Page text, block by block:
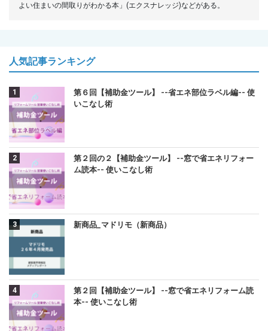
よい住まいの間取りがわかる本」(エクスナレッジ)などがある。
人気記事ランキング
第６回【補助金ツール】 --省エネ部位ラベル編-- 使
いこなし術
第２回の２【補助金ツール】 --窓で省エネリフォー
ム読本-- 使いこなし術
新商品_マドリモ（新商品）
第２回【補助金ツール】 --窓で省エネリフォーム読
本-- 使いこなし術